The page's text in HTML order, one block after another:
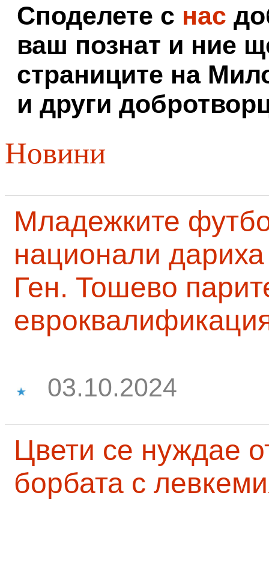
Споделете с нас
ваш познат и ние
страниците на
и други
Новини
Младежките
национали
Ген. Тошево
03.10.2024
Цвети се нуждае
борбата с